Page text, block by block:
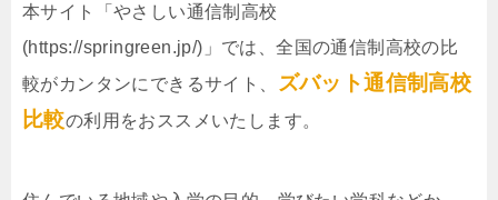
本サイト「やさしい通信制高校
(https://springreen.jp/)」では、全国の通信制高校の比
較がカンタンにできるサイト、
ズバット通信制高校
比較の利用をおススメいたします。